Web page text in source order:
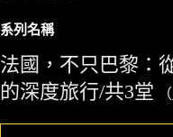
系列名稱
法國，不只巴黎：
的深度旅行/共3堂
（